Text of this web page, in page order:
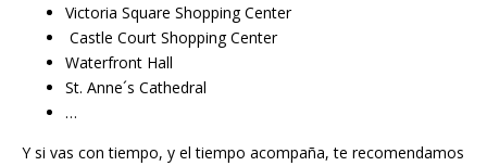
Victoria Square Shopping Center
Castle Court Shopping Center
Waterfront Hall
St. Anne´s Cathedral
…
Y si vas con tiempo, y el tiempo acompaña, te recomendamos